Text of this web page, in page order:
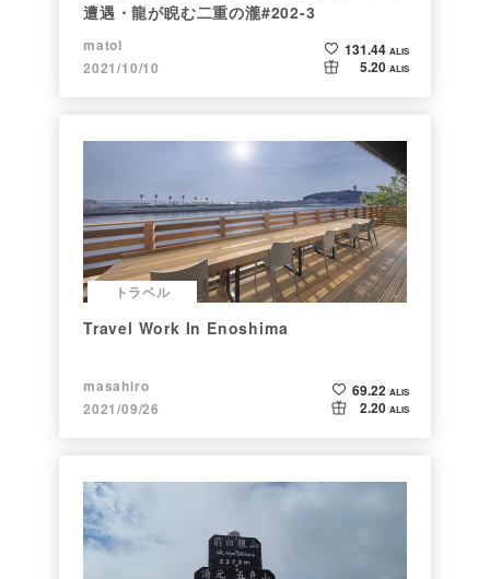
遭遇・龍が睨む二重の瀧#202-3
matol
2021/10/10
131.44 ALIS
5.20 ALIS
トラベル
Travel Work In Enoshima
masahiro
2021/09/26
69.22 ALIS
2.20 ALIS